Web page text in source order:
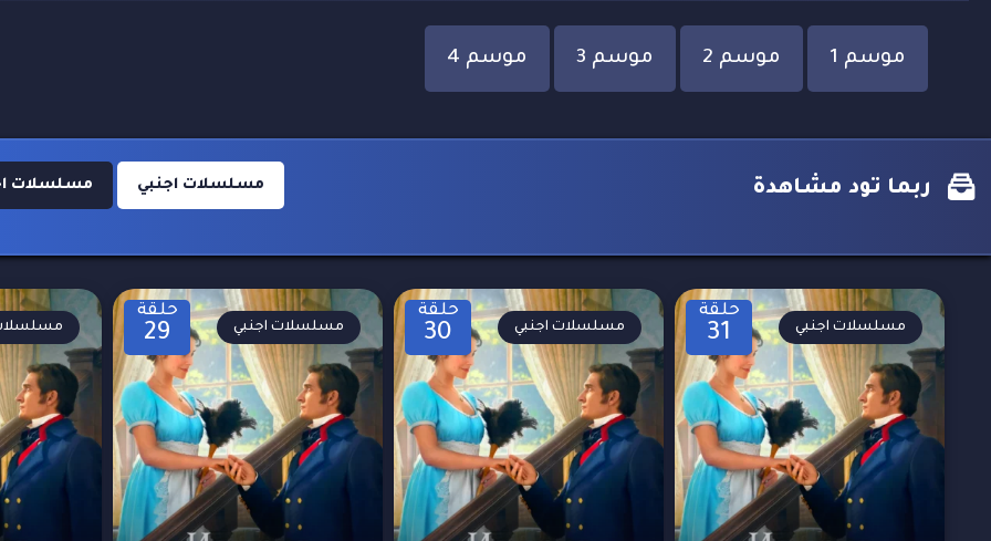
موسم 1 موسم 2 موسم 3 موسم 4
ربما تود مشاهدة مسلسلات اجنبي مسلسلات
حلقة
31 مسلسلات اجنبي
حلقة
30 مسلسلات اجنبي
حلقة
29 مسلسلات اجنبي